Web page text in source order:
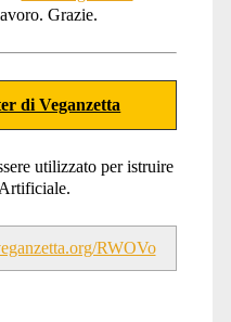
Grazie.
di Veganzetta
utilizzato per istruire
RWOVo